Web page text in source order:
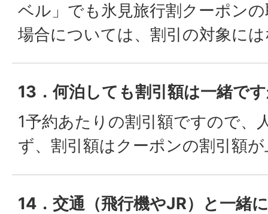
ベル」でも氷見旅行割クーポン
場合については、割引の対象に
13．何泊しても割引額は一緒で
1予約あたりの割引額ですので、
ず、割引額はクーポンの割引額
14．交通（飛行機やJR）と一緒